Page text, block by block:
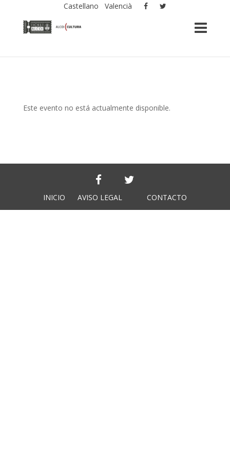
Castellano Valencià
Este evento no está actualmente disponible.
INICIO AVISO LEGAL CONTACTO